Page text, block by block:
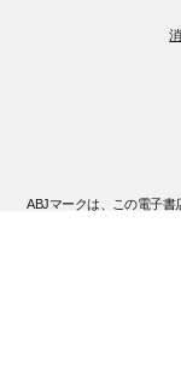
ABJマークは、この電子